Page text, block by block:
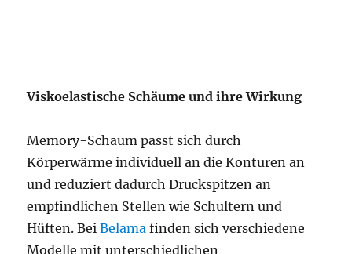
Viskoelastische Schäume und ihre Wirkung
Memory-Schaum passt sich durch
Körperwärme individuell an die Konturen an
und reduziert dadurch Druckspitzen an
empfindlichen Stellen wie Schultern und
Hüften. BeiBelama finden sich verschiedene
Modelle mit unterschiedlichen